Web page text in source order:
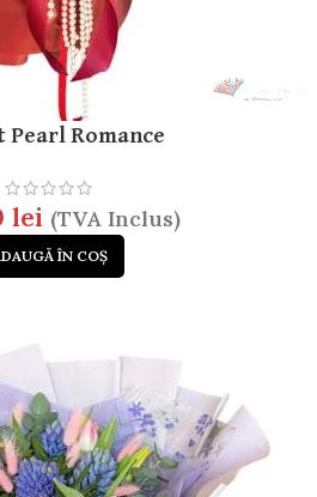
Pearl Romance
lei (TVA Inclus)
ÎN COȘ